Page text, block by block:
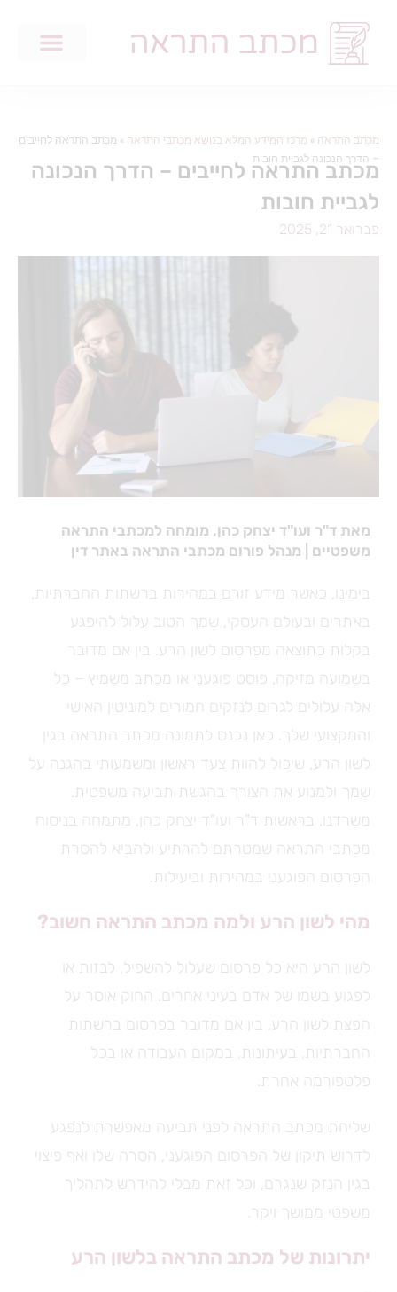
מכתב התראה » מרכז המידע המלא בנושא מכתבי התראה » מכתב התראה לחייבים
– הדרך הנכונה לגביית חובות
מכתב התראה לחייבים – הדרך הנכונה
לגביית חובות
פברואר 21, 2025
מאת ד"ר ועו"ד יצחק כהן, מומחה למכתבי התראה
משפטיים | מנהל פורום מכתבי התראה באתר דין
בימינו, כאשר מידע זורם במהירות ברשתות החברתיות,
באתרים ובעולם העסקי, שמך הטוב עלול להיפגע
בקלות כתוצאה מפרסום לשון הרע. בין אם מדובר
בשמועה מזיקה, פוסט פוגעני או מכתב משמיץ – כל
אלה עלולים לגרום לנזקים חמורים למוניטין האישי
והמקצועי שלך. כאן נכנס לתמונה מכתב התראה בגין
לשון הרע, שיכול להוות צעד ראשון ומשמעותי בהגנה על
שמך ולמנוע את הצורך בהגשת תביעה משפטית.
משרדנו, בראשות ד"ר ועו"ד יצחק כהן, מתמחה בניסוח
מכתבי התראה שמטרתם להרתיע ולהביא להסרת
הפרסום הפוגעני במהירות וביעילות.
מהי לשון הרע ולמה מכתב התראה חשוב?
לשון הרע היא כל פרסום שעלול להשפיל, לבזות או
לפגוע בשמו של אדם בעיני אחרים. החוק אוסר על
הפצת לשון הרע, בין אם מדובר בפרסום ברשתות
החברתיות, בעיתונות, במקום העבודה או בכל
פלטפורמה אחרת.
שליחת מכתב התראה לפני תביעה מאפשרת לנפגע
לדרוש תיקון של הפרסום הפוגעני, הסרה שלו ואף פיצוי
בגין הנזק שנגרם, וכל זאת מבלי להידרש לתהליך
משפטי ממושך ויקר.
יתרונות של מכתב התראה בלשון הרע